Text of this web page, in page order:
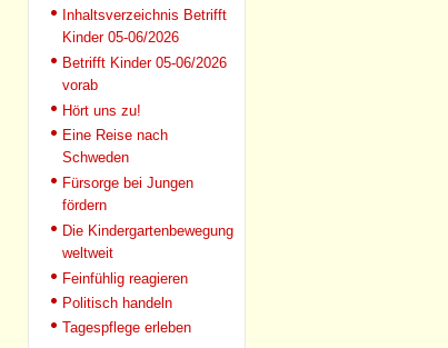
Inhaltsverzeichnis Betrifft
Kinder 05-06/2026
Betrifft Kinder 05-06/2026
vorab
Hört uns zu!
Eine Reise nach
Schweden
Fürsorge bei Jungen
fördern
Die Kindergartenbewegung
weltweit
Feinfühlig reagieren
Politisch handeln
Tagespflege erleben